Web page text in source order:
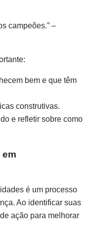
campeões.” –
bem e que têm
construtivas.
e refletir sobre como
é um processo
Ao identificar suas
ação para melhorar